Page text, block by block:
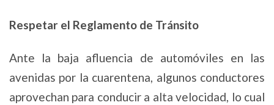
Respetar el Reglamento de Tránsito
Ante la baja afluencia de automóviles en las
avenidas por la cuarentena, algunos conductores
aprovechan para conducir a alta velocidad, lo cual